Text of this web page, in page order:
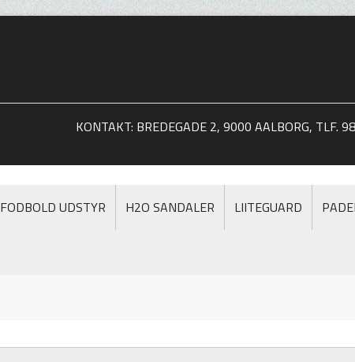
KONTAKT: BREDEGADE 2, 9000 AALBORG, TLF.
FODBOLD UDSTYR H2O SANDALER LIITEGUARD